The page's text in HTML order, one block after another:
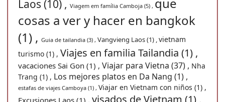
Laos (10) , Viagem em família Camboja (5) ,
cosas a ver y hacer en bangkok
(1) , Guia de tailandia (3) , Vangvieng Laos (1) ,vietnam
turismo (1) , Viajes en familia Tailandia (1) ,
vacaciones Sai Gon (1) , Viajar para Vietna (37) , Nha
Trang (1) , Los mejores platos en Da Nang (1) ,
estafas de viajes Camboya (1) , Viajar en Vietnam con niños (1) ,
Excusiones Laos (1) , visados de Vietnam (1) ,